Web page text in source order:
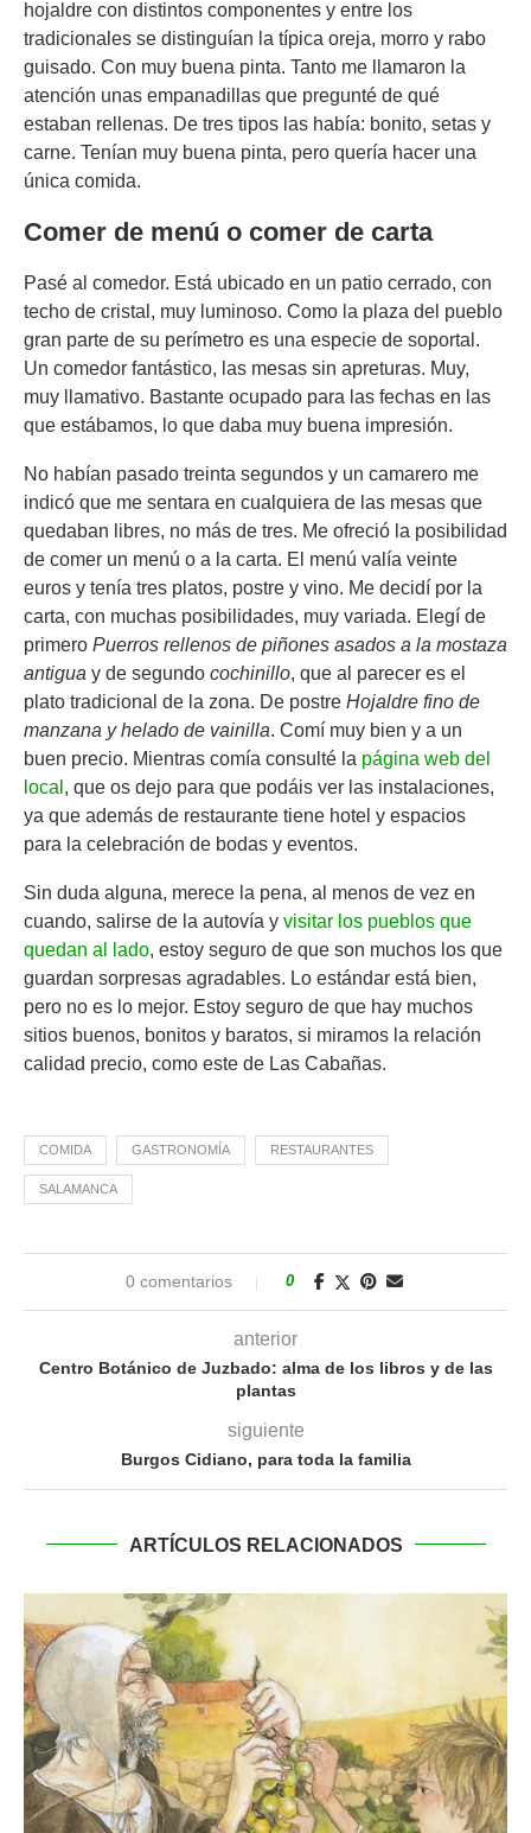
hojaldre con distintos componentes y entre los
tradicionales se distinguían la típica oreja, morro y rabo
guisado. Con muy buena pinta. Tanto me llamaron la
atención unas empanadillas que pregunté de qué
estaban rellenas. De tres tipos las había: bonito, setas y
carne. Tenían muy buena pinta, pero quería hacer una
única comida.
Comer de menú o comer de carta
Pasé al comedor. Está ubicado en un patio cerrado, con
techo de cristal, muy luminoso. Como la plaza del pueblo
gran parte de su perímetro es una especie de soportal.
Un comedor fantástico, las mesas sin apreturas. Muy,
muy llamativo. Bastante ocupado para las fechas en las
que estábamos, lo que daba muy buena impresión.
No habían pasado treinta segundos y un camarero me
indicó que me sentara en cualquiera de las mesas que
quedaban libres, no más de tres. Me ofreció la posibilidad
de comer un menú o a la carta. El menú valía veinte
euros y tenía tres platos, postre y vino. Me decidí por la
carta, con muchas posibilidades, muy variada. Elegí de
primero Puerros rellenos de piñones asados a la mostaza
antigua y de segundo cochinillo, que al parecer es el
plato tradicional de la zona. De postre Hojaldre fino de
manzana y helado de vainilla. Comí muy bien y a un
buen precio. Mientras comía consulté la página web del
local , que os dejo para que podáis ver las instalaciones,
ya que además de restaurante tiene hotel y espacios
para la celebración de bodas y eventos.
Sin duda alguna, merece la pena, al menos de vez en
cuando, salirse de la autovía y visitar los pueblos que
quedan al lado, estoy seguro de que son muchos los que
guardan sorpresas agradables. Lo estándar está bien,
pero no es lo mejor. Estoy seguro de que hay muchos
sitios buenos, bonitos y baratos, si miramos la relación
calidad precio, como este de Las Cabañas.
COMIDA GASTRONOMÍA RESTAURANTES
SALAMANCA
0 comentarios 0
anterior
Centro Botánico de Juzbado: alma de los libros y de las
plantas
siguiente
Burgos Cidiano, para toda la familia
ARTÍCULOS RELACIONADOS